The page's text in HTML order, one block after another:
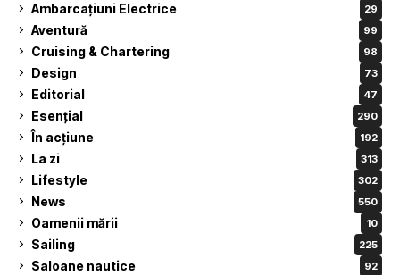
Ambarcațiuni Electrice 29
Aventură 99
Cruising & Chartering 98
Design 73
Editorial 47
Esențial 290
În acțiune 192
La zi 313
Lifestyle 302
News 550
Oamenii mării 10
Sailing 225
Saloane nautice 92